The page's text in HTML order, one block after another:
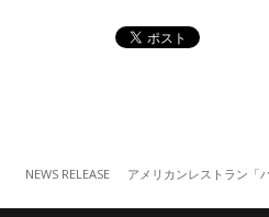
NEWS RELEASE